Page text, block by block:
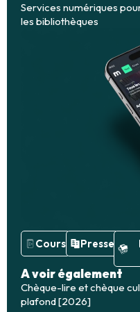
Services numériques
les bibliothèques​
Cours Presse
A voir également
Chèque-lire et chèque
plafond [2026]